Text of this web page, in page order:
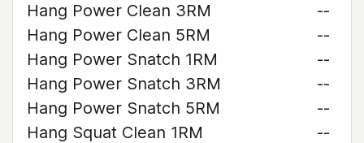
Hang Power Clean 3RM
--
Hang Power Clean 5RM
--
Hang Power Snatch 1RM
--
Hang Power Snatch 3RM
--
Hang Power Snatch 5RM
--
Hang Squat Clean 1RM
--